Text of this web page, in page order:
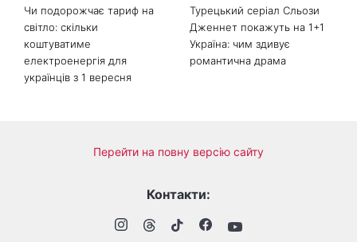
Чи подорожчає тариф на
світло: скільки
коштуватиме
електроенергія для
українців з 1 вересня
Турецький серіал Сльози
Дженнет покажуть на 1+1
Україна: чим здивує
романтична драма
Перейти на повну версію сайту
Контакти: